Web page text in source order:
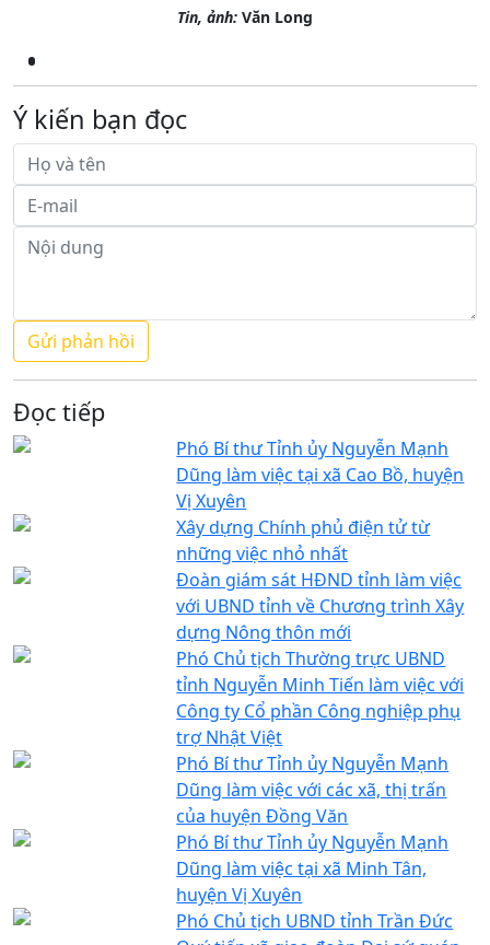
Tin, ảnh: Văn Long
Ý kiến bạn đọc
Đọc tiếp
Phó Bí thư Tỉnh ủy Nguyễn Mạnh
Dũng làm việc tại xã Cao Bồ, huyện
Vị Xuyên
Xây dựng Chính phủ điện tử từ
những việc nhỏ nhất
Đoàn giám sát HĐND tỉnh làm việc
với UBND tỉnh về Chương trình Xây
dựng Nông thôn mới
Phó Chủ tịch Thường trực UBND
tỉnh Nguyễn Minh Tiến làm việc với
Công ty Cổ phần Công nghiệp phụ
trợ Nhật Việt
Phó Bí thư Tỉnh ủy Nguyễn Mạnh
Dũng làm việc với các xã, thị trấn
của huyện Đồng Văn
Phó Bí thư Tỉnh ủy Nguyễn Mạnh
Dũng làm việc tại xã Minh Tân,
huyện Vị Xuyên
Phó Chủ tịch UBND tỉnh Trần Đức